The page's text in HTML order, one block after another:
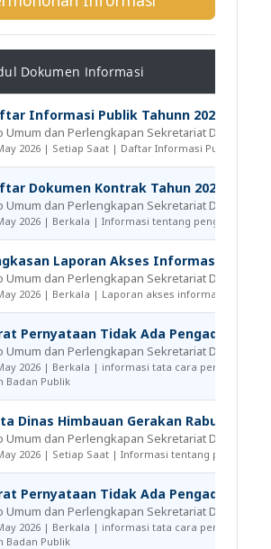
Dokumen Informasi
Informasi Publik Tahunn 2026
Umum dan Perlengkapan Sekretariat Daerah
2026 | Setiap Saat | Daftar Informasi Publik
Dokumen Kontrak Tahun 2025
Umum dan Perlengkapan Sekretariat Daerah
2026 | Berkala | Informasi tentang pengadaan
Laporan Akses Informasi Publik
Umum dan Perlengkapan Sekretariat Daerah
2026 | Berkala | Laporan akses informasi publik
Pernyataan Tidak Ada Pengaduan
Umum dan Perlengkapan Sekretariat Daerah
2026 | Berkala | informasi tata cara pengaduan
Badan Publik
Dinas Himbauan Gerakan Rabu Bersih
Umum dan Perlengkapan Sekretariat Daerah
2026 | Setiap Saat | Informasi tentang
Pernyataan Tidak Ada Pengaduan
Umum dan Perlengkapan Sekretariat Daerah
2026 | Berkala | informasi tata cara pengaduan
Badan Publik
layanan
Isi survey
SKM (tab baru).
sekarang